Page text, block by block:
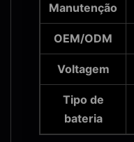
Manutenção
OEM/ODM
Voltagem
Tipo de
bateria